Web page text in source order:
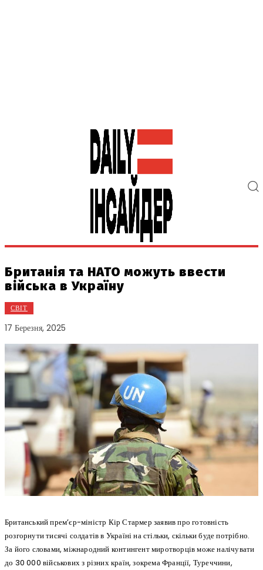
Британія та НАТО можуть ввести
війська в Україну
СВІТ
17 Березня, 2025
Британський прем’єр-міністр Кір Стармер заявив про готовність
розгорнути тисячі солдатів в Україні на стільки, скільки буде потрібно.
За його словами, міжнародний контингент миротворців може налічувати
до 30 000 військових з різних країн, зокрема Франції, Туреччини,